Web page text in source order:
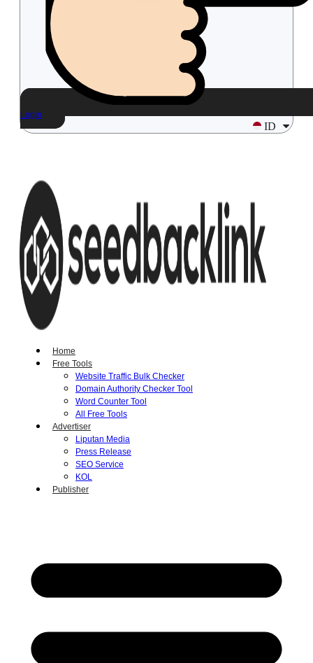
Login
ID
Home
Free Tools
Website Traffic Bulk Checker
Domain Authority Checker Tool
Word Counter Tool
All Free Tools
Advertiser
Liputan Media
Press Release
SEO Service
KOL
Publisher